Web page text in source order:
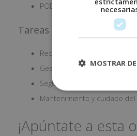
POBLACIÓN: Madrid.
Tareas a realizar
Recepción del cliente.
Gestión de la base de datos
Seguimiento y fidelización del
Mantenimiento y cuidado del
¡Apúntate a esta
MOSTRAR